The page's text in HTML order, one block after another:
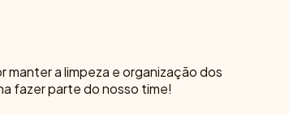
manter a limpeza e organização dos
fazer parte do nosso time!